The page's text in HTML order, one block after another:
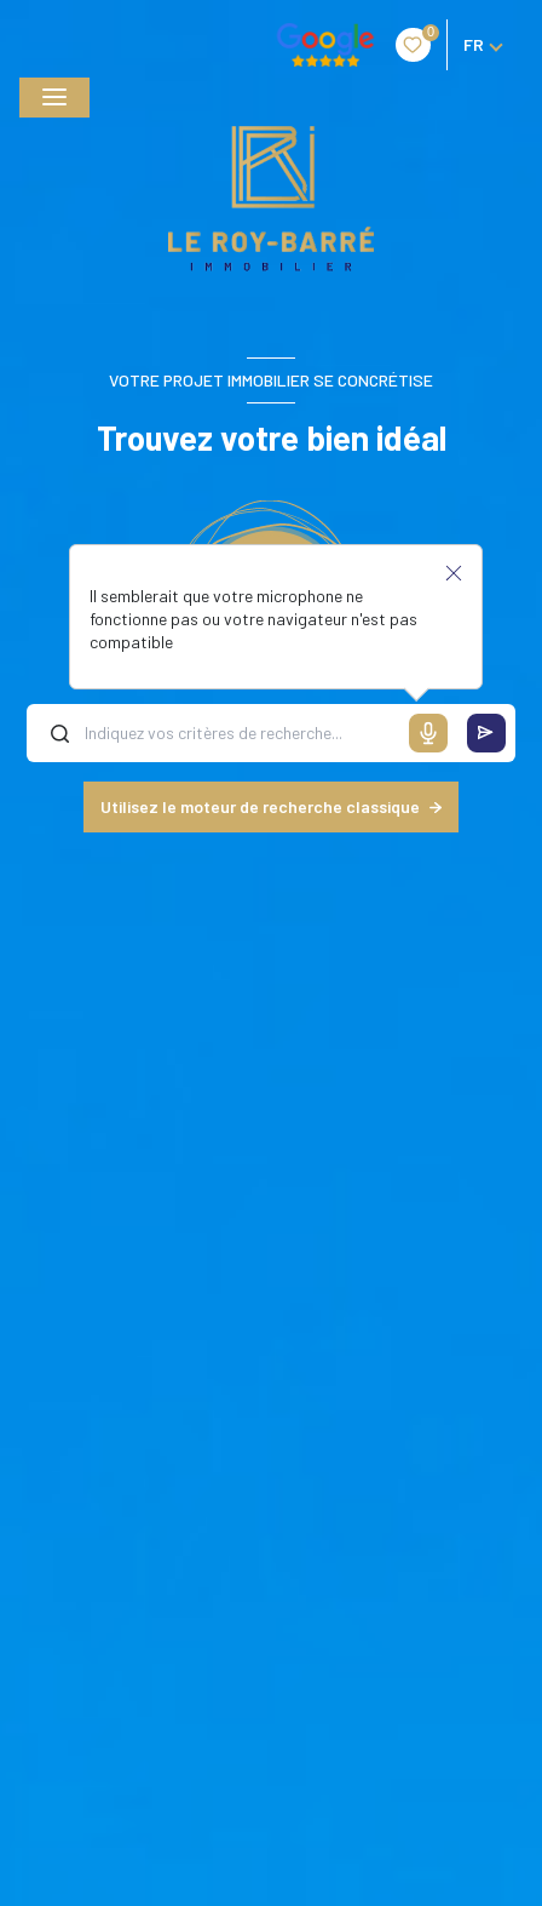
0
FR
VOTRE PROJET IMMOBILIER SE CONCRÉTISE
Trouvez votre bien idéal
Il semblerait que votre microphone ne
fonctionne pas ou votre navigateur n'est pas
compatible
Utilisez le moteur de recherche classique